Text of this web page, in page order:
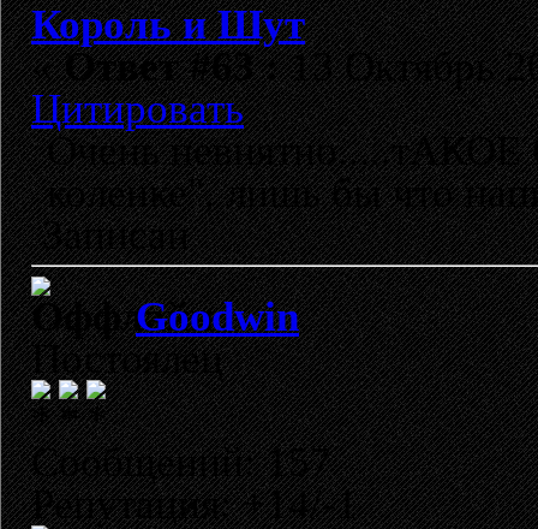
Король и Шут
«Ответ #63 :13 Октябрь
Цитировать
Очень
коленке", лишь бы что
Записан
Goodwin
Постоялец
Сообщений: 157
Репутация: +14/-1